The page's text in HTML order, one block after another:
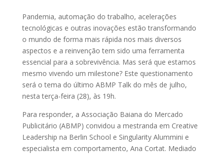
Pandemia, automação do trabalho, acelerações
tecnológicas e outras inovações estão transformando
o mundo de forma mais rápida nos mais diversos
aspectos e a reinvenção tem sido uma ferramenta
essencial para a sobrevivência. Mas será que estamos
mesmo vivendo um milestone? Este questionamento
será o tema do último ABMP Talk do mês de julho,
nesta terça-feira (28), às 19h.
Para responder, a Associação Baiana do Mercado
Publicitário (ABMP) convidou a mestranda em Creative
Leadership na Berlin School e Singularity Alummini e
especialista em comportamento, Ana Cortat. Mediado